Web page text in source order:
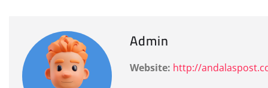
Admin
Website: http://